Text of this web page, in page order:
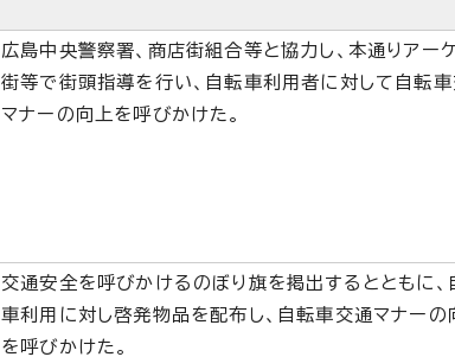
広島中央警察署、商店街組合等と協力し、本通りアー
街等で街頭指導を行い、自転車利用者に対して自転
マナーの向上を呼びかけた。
交通安全を呼びかけるのぼり旗を掲出するとともに、
車利用に対し啓発物品を配布し、自転車交通マナーの
を呼びかけた。